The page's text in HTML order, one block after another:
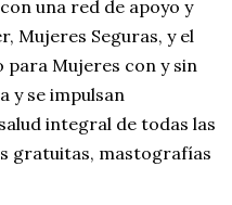
una red de apoyo y
Mujeres Seguras, y el
para Mujeres con y sin
y se impulsan
integral de todas las
gratuitas, mastografías